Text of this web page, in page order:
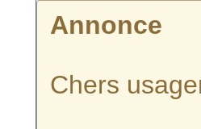
Annonce
Chers